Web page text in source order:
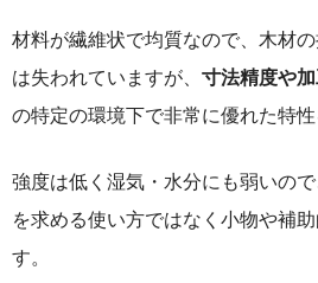
材料が繊維状で均質なので、木材
は失われていますが、 寸法精度や
の特定の環境下で非常に優れた特性
強度は低く湿気・水分にも弱いの
を求める使い方ではなく小物や補
す。